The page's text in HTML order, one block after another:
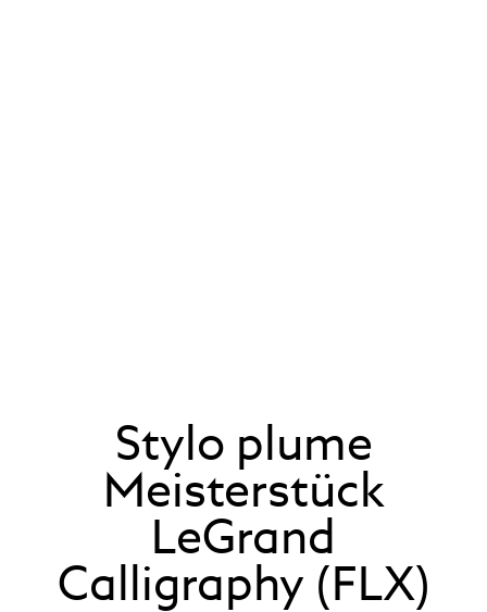
Stylo plume
Meisterstück
LeGrand
Calligraphy (FLX)